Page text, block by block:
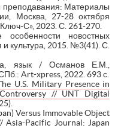
преподавания: Материалы
Москва, 27-28 октября
С», 2023. С. 261-270.
новостных
культура, 2015. №3(41). С.
язык / Османов Е.М.,
Art-xpress, 2022. 693 с.
U.S. Military Presence in
// UNT Digital
Versus Immovable Object
Asia-Pacific Journal: Japan